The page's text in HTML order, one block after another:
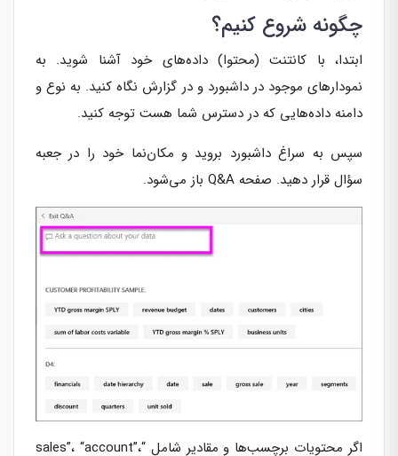
چگونه شروع کنیم؟
ابتدا، با کانتنت (محتوا) داده‌های خود آشنا شوید. به
نمودارهای موجود در داشبورد و در گزارش نگاه کنید. به نوع و
دامنه داده‌هایی که در دسترس شما هست توجه کنید.
سپس به سراغ داشبورد بروید و مکان‌نما خود را در جعبه
سؤال قرار دهید. صفحه Q&A باز می‌شود.
اگر محتویات برچسب‌ها و مقادیر شامل “sales”، “account”،